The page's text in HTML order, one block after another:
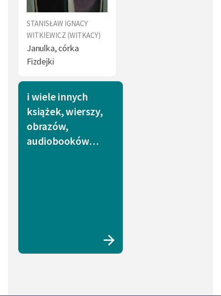
STANISŁAW IGNACY
WITKIEWICZ (WITKACY)
Janulka, córka
Fizdejki
i wiele innych
książek, wierszy,
obrazów,
audiobooków…